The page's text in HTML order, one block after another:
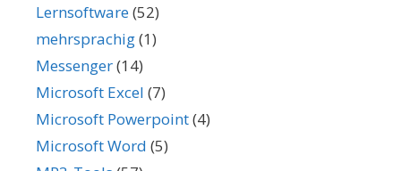
Lernsoftware(52)
mehrsprachig(1)
Messenger(14)
Microsoft Excel (7)
Microsoft Powerpoint(4)
Microsoft Word (5)